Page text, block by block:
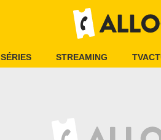
SÉRIES STREAMING